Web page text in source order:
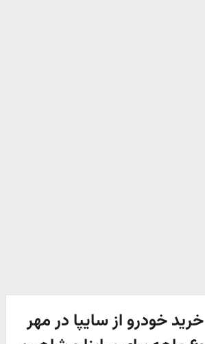
خودرو از سایپا در مهر